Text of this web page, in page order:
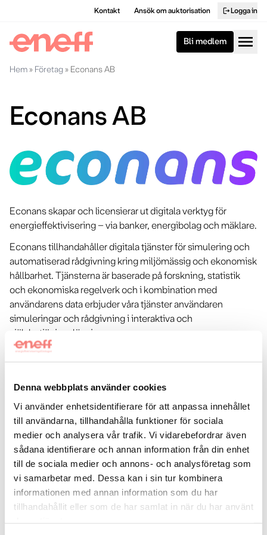
Denna webbplats använder cookies
Vi använder enhetsidentifierare för att anpassa innehållet
till användarna, tillhandahålla funktioner för sociala
medier och analysera vår trafik. Vi vidarebefordrar även
sådana identifierare och annan information från din enhet
till de sociala medier och annons- och analysföretag som
vi samarbetar med. Dessa kan i sin tur kombinera
informationen med annan information som du har
tillhandahållit eller som de har samlat in när du har använt
Kontakt Ansök om auktorisation logoutLogga in
Bli medlem menu
Hem» Företag» Econans AB
Econans AB
Econans skapar och licensierar ut digitala verktyg för
energieffektivisering – via banker, energibolag och mäklare.
Econans tillhandahåller digitala tjänster för simulering och
automatiserad rådgivning kring miljömässig och ekonomisk
hållbarhet. Tjänsterna är baserade på forskning, statistik
och ekonomiska regelverk och i kombination med
användarens data erbjuder våra tjänster användaren
simuleringar och rådgivning i interaktiva och
självbetjäningslösningar.
Vi vänder oss till
Flerbostadshusägare Lokalfastighetsägare
Energitjänster vi utför
Energikartläggning
Konsulttjänster övrigt
Projektledning och samordning
Finansieringslösningar
One stop shops
www.econans.seopen_in_new